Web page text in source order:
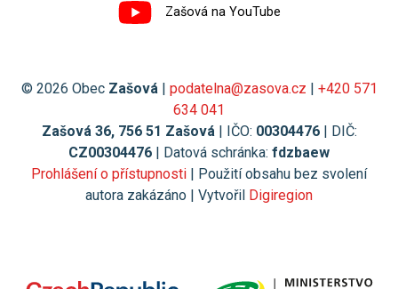
Zašová na YouTube
© 2026 Obec Zašová | podatelna@zasova.cz | +420 571
634 041
Zašová 36, 756 51 Zašová | IČO: 00304476| DIČ:
CZ00304476 | Datová schránka: fdzbaew
Prohlášení o přístupnosti | Použití obsahu bez svolení
autora zakázáno | Vytvořil Digiregion